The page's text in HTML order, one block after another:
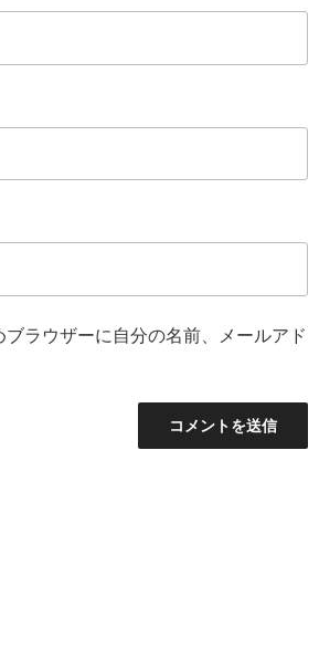
ラウザーに自分の名前、メールアド